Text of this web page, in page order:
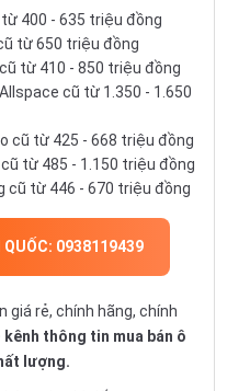
400 - 635 triệu đồng
từ 650 triệu đồng
từ 410 - 850 triệu đồng
cũ từ 1.350 - 1.650
cũ từ 425 - 668 triệu đồng
từ 485 - 1.150 triệu đồng
cũ từ 446 - 670 triệu đồng
QUỐC: 0938119439
giá rẻ, chính hãng, chính
kênh thông tin mua bán ô
lượng.